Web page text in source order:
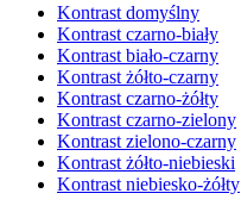
Kontrast domyślny
Kontrast czarno-biały
Kontrast biało-czarny
Kontrast żółto-czarny
Kontrast czarno-żółty
Kontrast czarno-zielony
Kontrast zielono-czarny
Kontrast żółto-niebieski
Kontrast niebiesko-żółty